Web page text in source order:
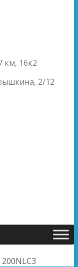
км, 16к2
2/12